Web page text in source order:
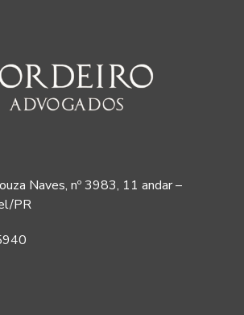
Naves, nº 3983, 11 andar –
PR